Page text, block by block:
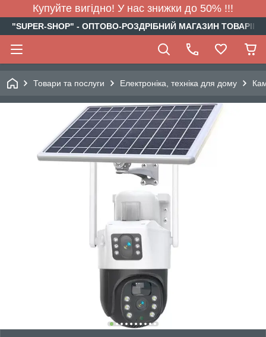
Купуйте вигідно! У нас знижки до 50% !!!
"SUPER-SHOP" - ОПТОВО-РОЗДРІБНИЙ МАГАЗИН
Товари та послуги Електроніка, техніка для дому